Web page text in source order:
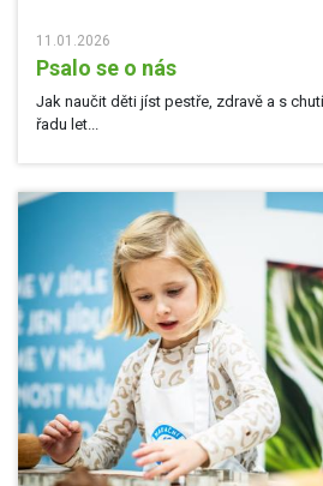
11.01.2026
Psalo se o nás
Jak naučit děti jíst pestře, zdravě a s
řadu let...